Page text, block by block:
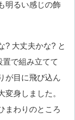
明るい感じの飾
? 大丈夫かな? と
で組み立てて
が目に飛び込ん
身しました。
まわりのところ